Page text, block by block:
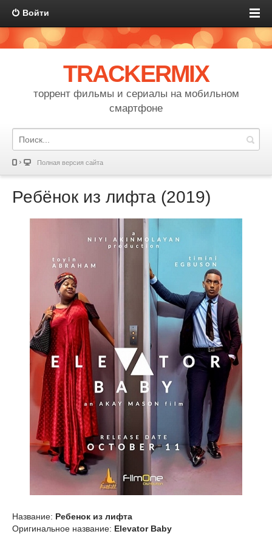
Войти
TRACKERMIX
торрент фильмы и сериалы на мобильном
смартфоне
Полная версия сайта
Ребёнок из лифта (2019)
Название: Ребенок из лифта
Оригинальное название: Elevator Baby